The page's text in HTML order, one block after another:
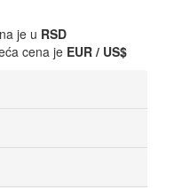
je u RSD
cena je EUR / US$